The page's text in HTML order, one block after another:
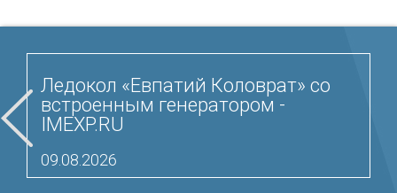
Ледокол «Евпатий Коловрат» со
встроенным генератором -
IMEXP.RU
09.08.2026